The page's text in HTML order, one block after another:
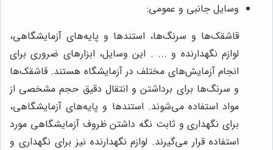
وسایل جانبی و عمومی:
قاشقک‌ها و سرنگ‌ها، استندها و پایه‌های آزمایشگاهی،
لوازم نگهدارنده و ... . این وسایل، ابزارهای ضروری برای
انجام آزمایش‌های مختلف در آزمایشگاه هستند. قاشقک‌ها
و سرنگ‌ها برای برداشتن و انتقال دقیق حجم مشخصی از
مواد استفاده می‌شوند. استندها و پایه‌های آزمایشگاهی،
برای نگهداری و ثابت نگه داشتن ظروف آزمایشگاهی مورد
استفاده قرار می‌گیرند. لوازم نگهدارنده نیز برای نگهداری و